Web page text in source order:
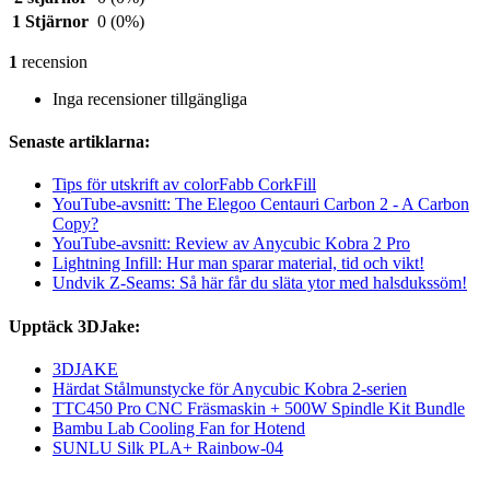
1 Stjärnor 0 (0%)
1 recension
Inga recensioner tillgängliga
Senaste artiklarna:
Tips för utskrift av colorFabb CorkFill
YouTube-avsnitt: The Elegoo Centauri Carbon 2 - A Carbon
Copy?
YouTube-avsnitt: Review av Anycubic Kobra 2 Pro
Lightning Infill: Hur man sparar material, tid och vikt!
Undvik Z-Seams: Så här får du släta ytor med halsdukssöm!
Upptäck 3DJake:
3DJAKE
Härdat Stålmunstycke för Anycubic Kobra 2-serien
TTC450 Pro CNC Fräsmaskin + 500W Spindle Kit Bundle
Bambu Lab Cooling Fan for Hotend
SUNLU Silk PLA+ Rainbow-04